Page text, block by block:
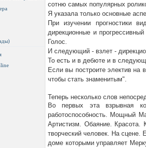
сотню самых популярных
Я указала только основные
При изучении прогностики
дирекционные и
Голос.
И следующий - взлет -
То есть и в дебюте и в
Если вы построите электив на
чтобы стать знаменитым".
Теперь несколько слов
Во первых эта взрывная
работоспособность. Мощный
Артистизм. Обаяние. Красота.
творческий человек. На
доме которыми управляет